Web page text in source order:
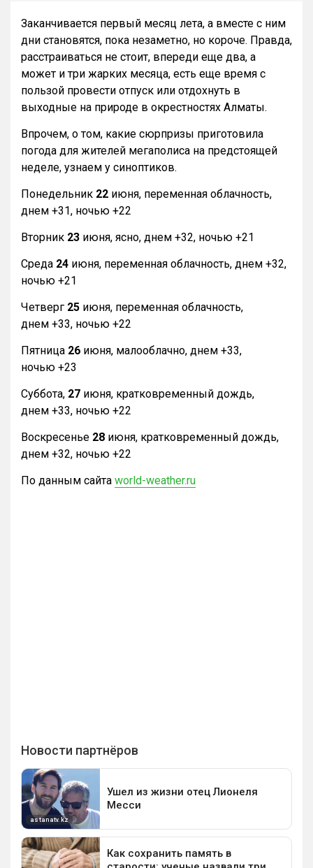
Заканчивается первый месяц лета, а вместе с ним
дни становятся, пока незаметно, но короче. Правда,
расстраиваться не стоит, впереди еще два, а
может и три жарких месяца, есть еще время с
пользой провести отпуск или отдохнуть в
выходные на природе в окрестностях Алматы.
Впрочем, о том, какие сюрпризы приготовила
погода для жителей мегаполиса на предстоящей
неделе, узнаем у синоптиков.
Понедельник 22 июня, переменная облачность,
днем +31, ночью +22
Вторник 23 июня, ясно, днем +32, ночью +21
Среда 24 июня, переменная облачность, днем +32,
ночью +21
Четверг 25 июня, переменная облачность,
днем +33, ночью +22
Пятница 26 июня, малооблачно, днем +33,
ночью +23
Суббота, 27 июня, кратковременный дождь,
днем +33, ночью +22
Воскресенье 28 июня, кратковременный дождь,
днем +32, ночью +22
По данным сайта world-weather.ru